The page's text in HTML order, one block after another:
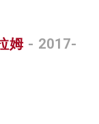
姆 - 2017-